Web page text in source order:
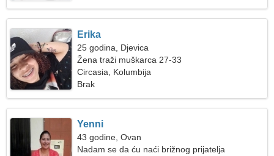
Erika
25 godina, Djevica
Žena traži muškarca 27-33
Circasia, Kolumbija
Brak
Yenni
43 godine, Ovan
Nadam se da ću naći brižnog prijatelja